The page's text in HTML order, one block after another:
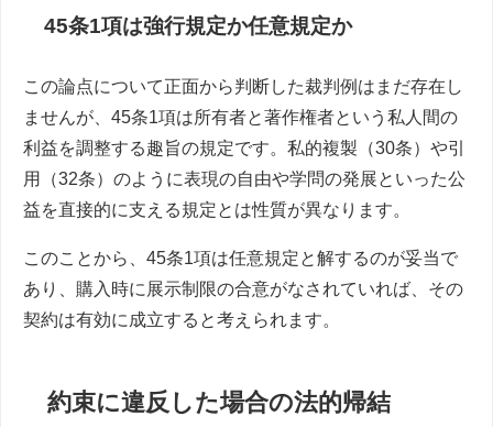
45条1項は強行規定か任意規定か
この論点について正面から判断した裁判例はまだ存在し
ませんが、45条1項は所有者と著作権者という私人間の
利益を調整する趣旨の規定です。私的複製（30条）や引
用（32条）のように表現の自由や学問の発展といった公
益を直接的に支える規定とは性質が異なります。
このことから、45条1項は任意規定と解するのが妥当で
あり、購入時に展示制限の合意がなされていれば、その
契約は有効に成立すると考えられます。
約束に違反した場合の法的帰結